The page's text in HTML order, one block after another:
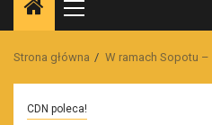
Menu
główne
Strona główna W ramach Sopotu
CDN poleca!